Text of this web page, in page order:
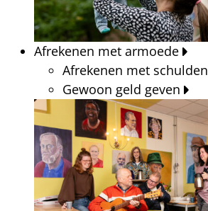
Afrekenen met armoede
Afrekenen met schulden
Gewoon geld geven